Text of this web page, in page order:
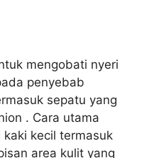
mengobati nyeri
penyebab
sepatu yang
. Cara utama
kecil termasuk
area kulit yang